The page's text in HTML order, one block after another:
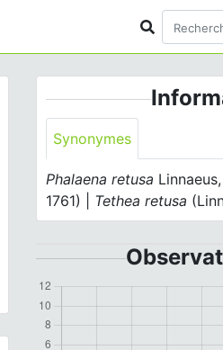
Synonymes
Phalaena retusa
1761) | Tethea retusa